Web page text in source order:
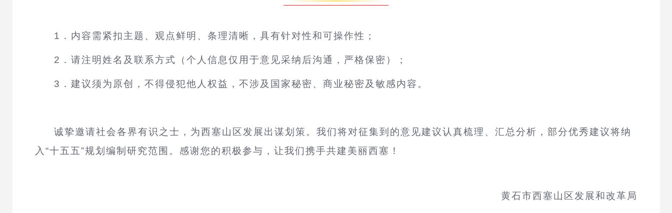
1．内容需紧扣主题、观点鲜明、条理清晰，具有针对性和可操作性；
2．请注明姓名及联系方式（个人信息仅用于意见采纳后沟通，严格保密）；
3．建议须为原创，不得侵犯他人权益，不涉及国家秘密、商业秘密及敏感内容。
诚挚邀请社会各界有识之士，为西塞山区 发展出谋划策。我们将对征集到的意见建议认真梳理、汇总分析，部分优秀建议将纳
入“十五五”规划编制研究范围。感谢您的积极参与，让我们携手共建美丽西塞！
黄石市西塞山区发展和改革局